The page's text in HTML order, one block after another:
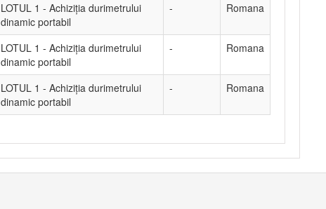
LOTUL 1 - Achiziţia durimetrului
dinamic portabil
- Romana
LOTUL 1 - Achiziţia durimetrului
dinamic portabil
- Romana
LOTUL 1 - Achiziţia durimetrului
dinamic portabil
- Romana